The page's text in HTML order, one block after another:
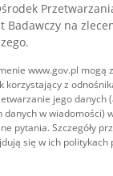
Badawczy na
www.gov.pl mogą
korzystający z
jego danych
w wiadomości)
pytania. Szczegóły
się w ich